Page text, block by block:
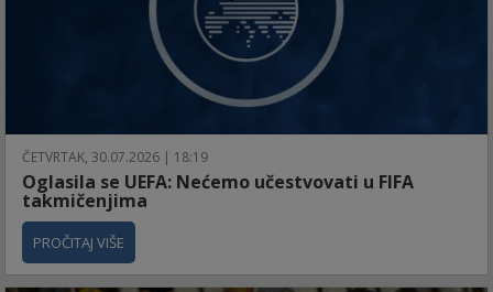
ČETVRTAK, 30.07.2026 | 18:19
Oglasila se UEFA: Nećemo učestvovati u FIFA
takmičenjima
PROČITAJ VIŠE